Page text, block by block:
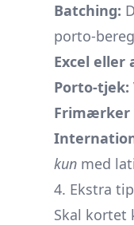
Batching:
porto-
Excel eller
Porto-tjek:
Frimærker
kun med
4. Ekstra
Skal kortet